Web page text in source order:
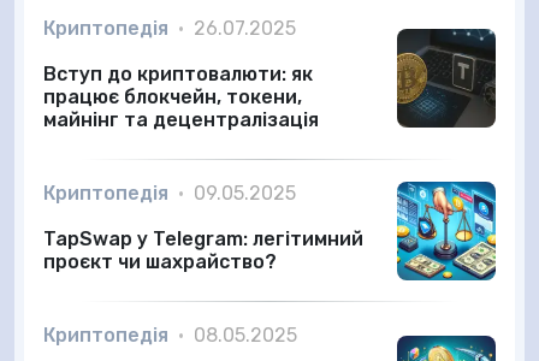
Криптопедія • 26.07.2025
Вступ до криптовалюти: як
працює блокчейн, токени,
майнінг та децентралізація
Криптопедія • 09.05.2025
TapSwap у Telegram: легітимний
проєкт чи шахрайство?
Криптопедія • 08.05.2025